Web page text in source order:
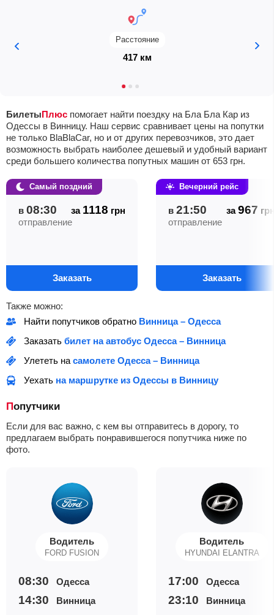
Расстояние
417 км
БилетыПлюс помогает найти поездку на Бла Бла Кар из
Одессы в Винницу. Наш сервис сравнивает цены на попутки
не только BlaBlaCar, но и от других перевозчиков, это дает
возможность выбрать наиболее дешевый и удобный вариант
среди большего количества попутных машин от 653 грн.
в 08:30 за 1118 грн
отправление
Заказать
Самый поздний
в 21:50 за967
отправление
Заказать
Вечерний рейс
Также можно:
Найти попутчиков обратно Винница – Одесса
Заказать билет на автобус Одесса – Винница
Улететь на самолете Одесса – Винница
Уехать на маршрутке из Одессы в Винницу
Попутчики
Если для вас важно, с кем вы отправитесь в дорогу, то
предлагаем выбрать понравившегося попутчика ниже по
фото.
Водитель
FORD FUSION
08:30 Одесса
14:30 Винница
Водитель
HYUNDAI ELANTRA
17:00 Одесса
23:10 Винница